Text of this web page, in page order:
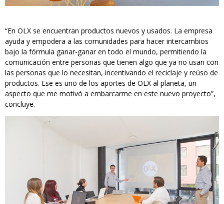
“En OLX se encuentran productos nuevos y usados. La empresa
ayuda y empodera a las comunidades para hacer intercambios
bajo la fórmula ganar-ganar en todo el mundo, permitiendo la
comunicación entre personas que tienen algo que ya no usan con
las personas que lo necesitan, incentivando el reciclaje y reúso de
productos. Ese es uno de los aportes de OLX al planeta, un
aspecto que me motivó a embarcarme en este nuevo proyecto”,
concluye.